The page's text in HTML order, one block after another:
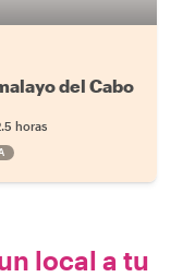
del Cabo
horas
local a tu